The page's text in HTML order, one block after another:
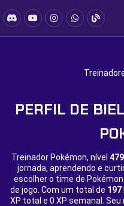
PERFIL DE
Treinador Pokémon, nível 479
jornada, aprendendo e
escolher o time de
de jogo. Com um total de 197
XP total e 0 XP semanal.